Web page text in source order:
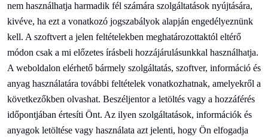
nem használhatja harmadik fél számára szolgáltatások nyújtására,
kivéve, ha ezt a vonatkozó jogszabályok alapján engedélyeznünk
kell. A szoftvert a jelen feltételekben meghatározottaktól eltérő
módon csak a mi előzetes írásbeli hozzájárulásunkkal használhatja.
A weboldalon elérhető bármely szolgáltatás, szoftver, információ és
anyag használatára további feltételek vonatkozhatnak, amelyekről a
következőkben olvashat. Beszéljentor a letöltés vagy a hozzáférés
időpontjában értesíti Önt. Az ilyen szolgáltatások, információk és
anyagok letöltése vagy használata azt jelenti, hogy Ön elfogadja